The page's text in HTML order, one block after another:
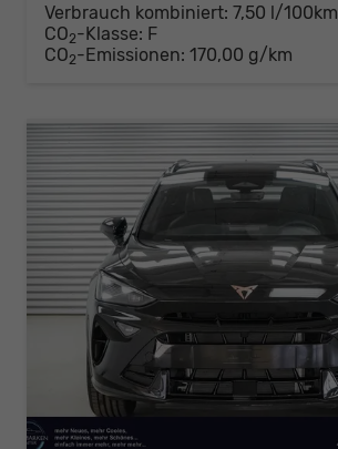
Verbrauch kombiniert: 7,50 l/100km
CO2-Klasse: F
CO2-Emissionen: 170,00 g/km